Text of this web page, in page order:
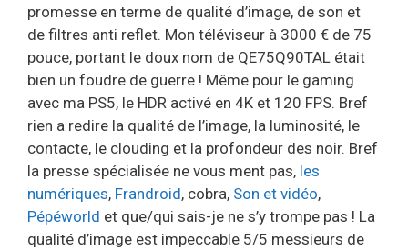
promesse en terme de qualité d’image, de son et
de filtres anti reflet. Mon téléviseur à 3000 € de 75
pouce, portant le doux nom de QE75Q90TAL était
bien un foudre de guerre ! Même pour le gaming
avec ma PS5, le HDR activé en 4K et 120 FPS. Bref
rien a redire la qualité de l’image, la luminosité, le
contacte, le clouding et la profondeur des noir. Bref
la presse spécialisée ne vous ment pas, les
numériques, Frandroid, cobra, Son et vidéo,
Pépéworld et que/qui sais-je ne s’y trompe pas ! La
qualité d’image est impeccable 5/5 messieurs de